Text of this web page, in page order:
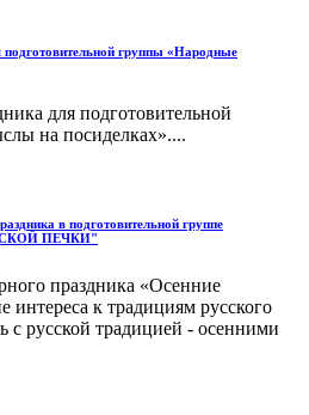
подготовительной группы «Народные
для подготовительной
на посиделках»....
в подготовительной группе
ПЕЧКИ"
праздника «Осенние
интереса к традициям русского
с русской традицией - осенними